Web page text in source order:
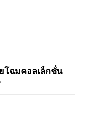
ยโฉมคอลเล็กชั่น